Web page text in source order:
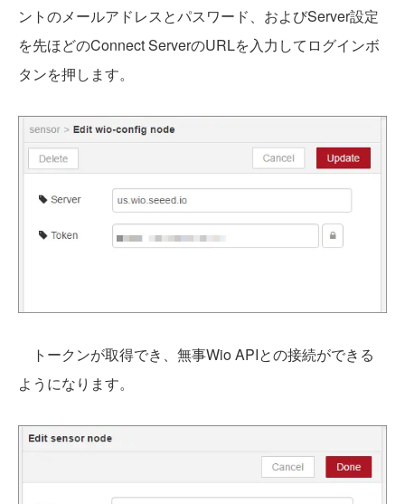
ントのメールアドレスとパスワード、およびServer設定
を先ほどのConnect ServerのURLを入力してログインボ
タンを押します。
トークンが取得でき、無事Wio APIとの接続ができる
ようになります。